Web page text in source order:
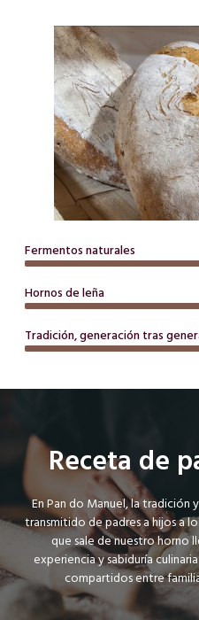
Fermentos naturales
Hornos de leña
Tradición, generación tras
Receta de
En Pan do Manuel, la tradición
transmitido de padres a hijos a
que sale de nuestro horno
experiencia y sabiduría
compartidos entre